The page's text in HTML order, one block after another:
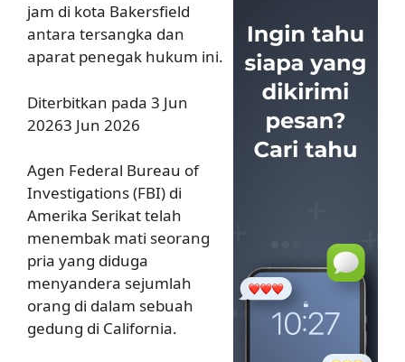
jam di kota Bakersfield
antara tersangka dan
aparat penegak hukum ini.
Diterbitkan pada 3 Jun
20263 Jun 2026
Agen Federal Bureau of
Investigations (FBI) di
Amerika Serikat telah
menembak mati seorang
pria yang diduga
menyandera sejumlah
orang di dalam sebuah
gedung di California.